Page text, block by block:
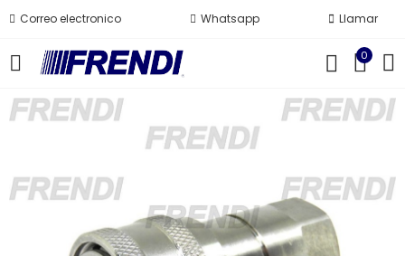
Correo electronico Whatsapp Llamar
0